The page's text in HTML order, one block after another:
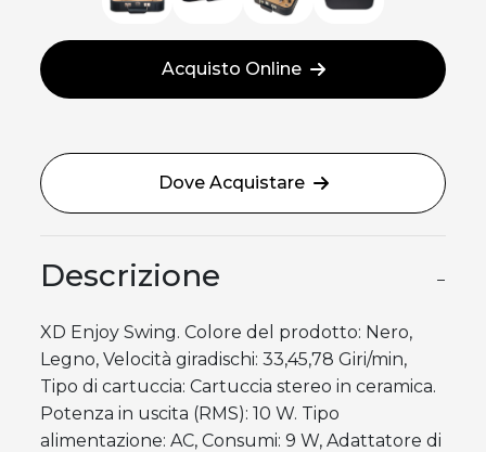
Acquisto Online
Dove Acquistare
Descrizione −
XD Enjoy Swing. Colore del prodotto: Nero,
Legno, Velocità giradischi: 33,45,78 Giri/min,
Tipo di cartuccia: Cartuccia stereo in ceramica.
Potenza in uscita (RMS): 10 W. Tipo
alimentazione: AC, Consumi: 9 W, Adattatore di